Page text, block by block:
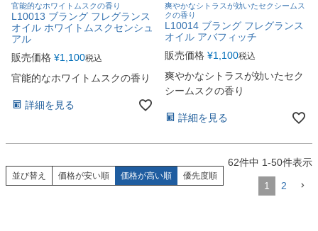
官能的なホワイトムスクの香り
L10013 ブラング フレグランス
オイル ホワイトムスクセンシュ
アル
販売価格 ¥1,100税込
官能的なホワイトムスクの香り
詳細を見る
爽やかなシトラスが効いたセクシームス
クの香り
L10014 ブラング フレグランス
オイル アバフィッチ
販売価格 ¥1,100税込
爽やかなシトラスが効いたセク
シームスクの香り
詳細を見る
並び替え 価格が安い順 価格が高い順 優先度順
62件中 1-50件表示
1 2